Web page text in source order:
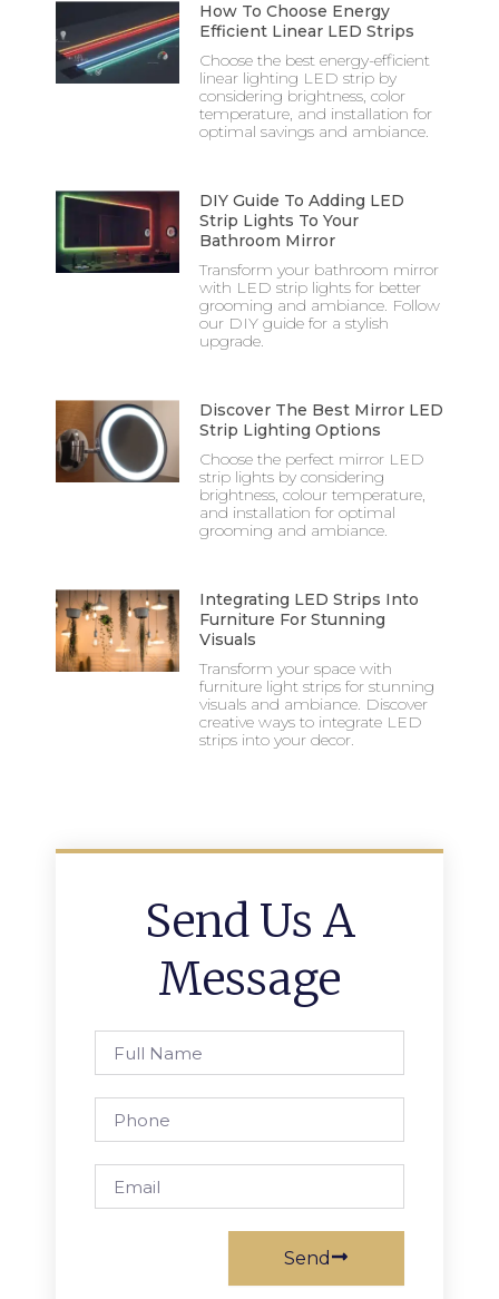
How To Choose Energy
Efficient Linear LED Strips
Choose the best energy-efficient
linear lighting LED strip by
considering brightness, color
temperature, and installation for
optimal savings and ambiance.
DIY Guide To Adding LED
Strip Lights To Your
Bathroom Mirror
Transform your bathroom mirror
with LED strip lights for better
grooming and ambiance. Follow
our DIY guide for a stylish
upgrade.
Discover The Best Mirror LED
Strip Lighting Options
Choose the perfect mirror LED
strip lights by considering
brightness, colour temperature,
and installation for optimal
grooming and ambiance.
Integrating LED Strips Into
Furniture For Stunning
Visuals
Transform your space with
furniture light strips for stunning
visuals and ambiance. Discover
creative ways to integrate LED
strips into your decor.
Send Us A
Message
Name
Send